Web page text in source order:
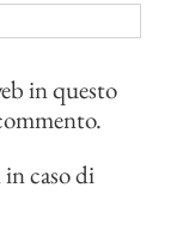
in questo
caso di